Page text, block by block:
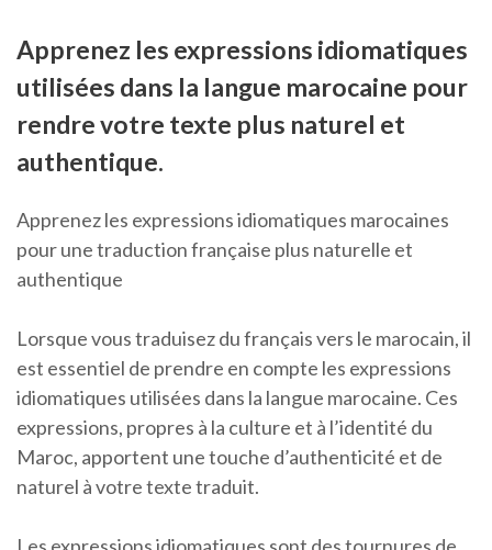
Apprenez les expressions idiomatiques
utilisées dans la langue marocaine pour
rendre votre texte plus naturel et
authentique.
Apprenez les expressions idiomatiques marocaines
pour une traduction française plus naturelle et
authentique
Lorsque vous traduisez du français vers le marocain, il
est essentiel de prendre en compte les expressions
idiomatiques utilisées dans la langue marocaine. Ces
expressions, propres à la culture et à l’identité du
Maroc, apportent une touche d’authenticité et de
naturel à votre texte traduit.